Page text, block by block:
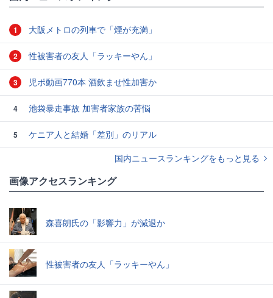
1 大阪メトロの列車で「煙が充満」
2 性被害者の友人「ラッキーやん」
3 児ポ動画770本 酒飲ませ性加害か
4 池袋暴走事故 加害者家族の苦悩
5
ケニア人と結婚「差別」のリアル
国内ニュースランキングをもっと見る
画像アクセスランキング
森喜朗氏の「影響力」が減退か
性被害者の友人「ラッキーやん」